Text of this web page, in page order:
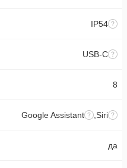
IP54
USB-C
8
Google Assistant Siri
да